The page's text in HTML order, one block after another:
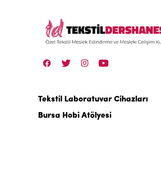
Tekstil Laboratuvar Cihazları
Bursa Hobi Atölyesi